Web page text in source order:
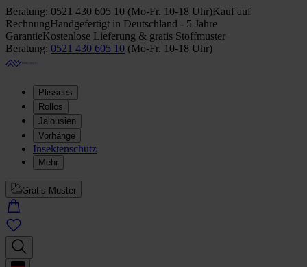
Beratung: 0521 430 605 10 (Mo-Fr. 10-18 Uhr)Kauf auf
RechnungHandgefertigt in Deutschland - 5 Jahre
GarantieKostenlose Lieferung & gratis Stoffmuster
Beratung: 0521 430 605 10 (Mo-Fr. 10-18 Uhr)
Plissees
Rollos
Jalousien
Vorhänge
Insektenschutz
Mehr
Gratis Muster